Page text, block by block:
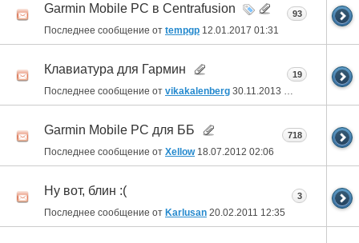
Garmin Mobile PC в Centrafusion
Последнее сообщение от tempgp 12.01.2017 01:31
93
Клавиатура для Гармин
Последнее сообщение от vikakalenberg 30.11.2013
19
Garmin Mobile PC для ББ
Последнее сообщение от Xellow18.07.2012 02:06
718
Ну вот, блин :(
Последнее сообщение от Karlusan 20.02.2011 12:35
3